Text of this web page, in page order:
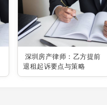
深圳房产律师：乙方提前
退租起诉要点与策略